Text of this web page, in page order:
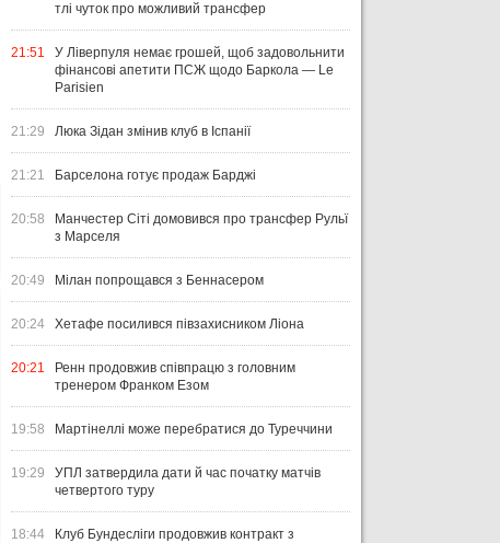
тлі чуток про можливий трансфер
21:51
У Ліверпуля немає грошей, щоб задовольнити
фінансові апетити ПСЖ щодо Баркола — Le
Parisien
21:29 Люка Зідан змінив клуб в Іспанії
21:21 Барселона готує продаж Барджі
20:58
Манчестер Сіті домовився про трансфер Рульї
з Марселя
20:49 Мілан попрощався з Беннасером
20:24 Хетафе посилився півзахисником Ліона
20:21
Ренн продовжив співпрацю з головним
тренером Франком Езом
19:58 Мартінеллі може перебратися до Туреччини
19:29
УПЛ затвердила дати й час початку матчів
четвертого туру
18:44
Клуб Бундесліги продовжив контракт з